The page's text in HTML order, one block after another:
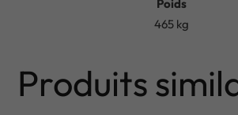
Poids
465 kg
Produits